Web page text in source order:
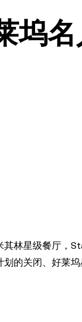
坞名
林星级餐厅，
的关闭、好莱